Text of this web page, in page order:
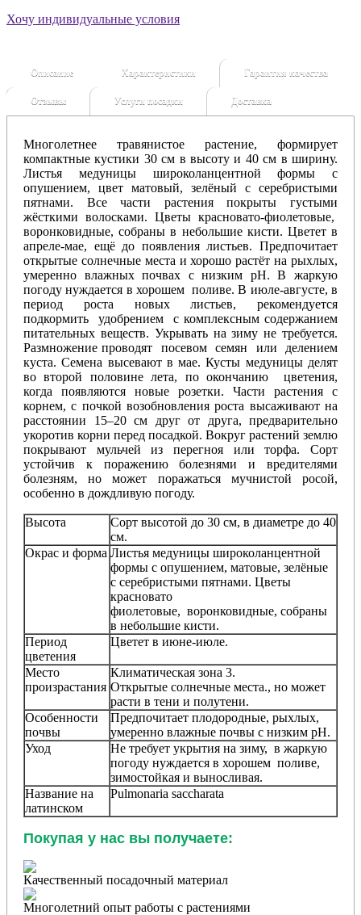
Хочу индивидуальные условия
Описание Характеристики Гарантия качества
Отзывы Услуги посадки Доставка
Многолетнее травянистое растение, формирует
компактные кустики 30 см в высоту и 40 см в ширину.
Листья медуницы широколанцентной формы с
опушением, цвет матовый, зелёный с серебристыми
пятнами. Все части растения покрыты густыми
жёсткими волосками. Цветы красновато-фиолетовые,
воронковидные, собраны в небольшие кисти. Цветет в
апреле-мае, ещё до появления листьев. Предпочитает
открытые солнечные места и хорошо растёт на рыхлых,
умеренно влажных почвах с низким рН. В жаркую
погоду нуждается в хорошем поливе. В июле-августе, в
период роста новых листьев, рекомендуется
подкормить удобрением с комплексным содержанием
питательных веществ. Укрывать на зиму не требуется.
Размножение проводят посевом семян или делением
куста. Семена высевают в мае. Кусты медуницы делят
во второй половине лета, по окончанию цветения,
когда появляются новые розетки. Части растения с
корнем, с почкой возобновления роста высаживают на
расстоянии 15–20 см друг от друга, предварительно
укоротив корни перед посадкой. Вокруг растений землю
покрывают мульчей из перегноя или торфа. Сорт
устойчив к поражению болезнями и вредителями
болезням, но может поражаться мучнистой росой,
особенно в дождливую погоду.
Высота
Сорт высотой до 30 см, в диаметре до 40
см.
Окрас и форма Листья медуницы широколанцентной
формы с опушением, матовые, зелёные
с серебристыми пятнами. Цветы
красновато
фиолетовые, воронковидные, собраны
в небольшие кисти.
Период
цветения
Цветет в июне-июле.
Место
произрастания
Климатическая зона 3.
Открытые солнечные места., но может
расти в тени и полутени.
Особенности
почвы
Предпочитает плодородные, рыхлых,
умеренно влажные почвы с низким рН.
Уход
Не требует укрытия на зиму, в жаркую
погоду нуждается в хорошем поливе,
зимостойкая и выносливая.
Название на
латинском
Pulmonaria saccharata
Покупая у нас вы получаете:
Качественный посадочный материал
Многолетний опыт работы с растениями